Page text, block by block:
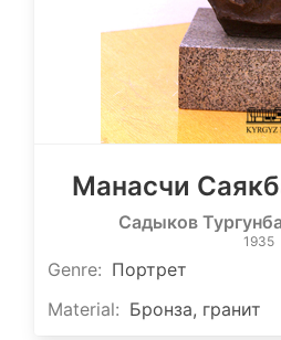
Манасчи
Садыков
1935
Genre: Портрет
Material: Бронза, гранит